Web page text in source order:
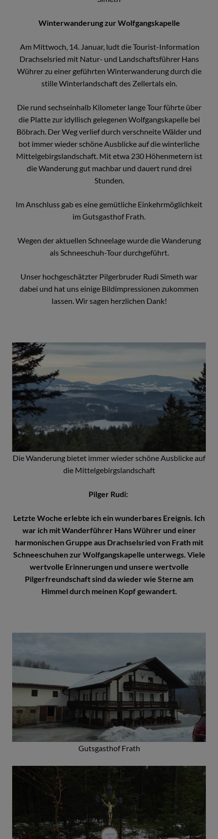
Winterwanderung zur Wolfgangskapelle
Am Mittwoch, 14. Januar, ludt die Tourist-Information
Drachselsried mit Natur- und Landschaftsführer Hans
Wührer zu einer geführten Winterwanderung durch die
stille Winterlandschaft des Zellertals ein.
Die rund sechseinhalb Kilometer lange Tour führte über
die Platte zur idyllisch gelegenen Wolfgangskapelle bei
Böbrach. Der Weg verlief durch verschneite Wälder und
bot immer wieder schöne Ausblicke auf die winterliche
Mittelgebirgslandschaft. Mit etwa 230 Höhenmetern ist
die Wanderung gut machbar und dauert rund drei
Stunden.
Im Anschluss gab es eine gemütliche Einkehrmöglichkeit
im Gutsgasthof Frath.
Wegen der aktuellen Schneelage wurde die Wanderung
als Schneeschuh-Tour durchgeführt.
Unser hochgeschätzter Pilgerbruder Rudi Simeth war
dabei und hat uns einige Bildimpressionen zukommen
lassen. Wir sagen herzlichen Dank!
Die Wanderung bietet immer wieder schöne Ausblicke auf
die Mittelgebirgslandschaft
Pilger Rudi:
Letzte Woche erlebte ich ein wunderbares Ereignis. Ich
war ich mit Wanderführer Hans Wührer und einer
harmonischen Gruppe aus Drachselsried von Frath mit
Schneeschuhen zur Wolfgangskapelle unterwegs. Viele
wertvolle Erinnerungen und unsere wertvolle
Pilgerfreundschaft sind da wieder wie Sterne am
Himmel durch meinen Kopf gewandert.
Gutsgasthof Frath